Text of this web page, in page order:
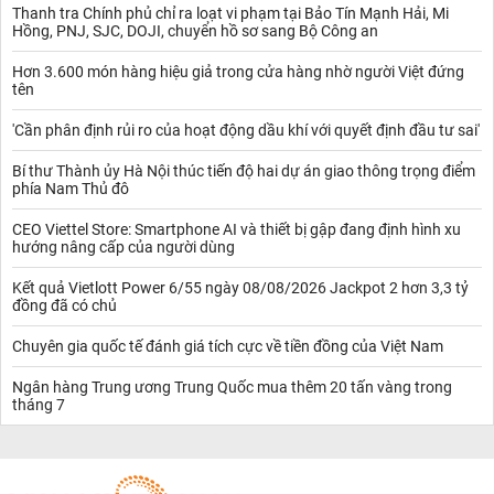
Tương tự, các khoản tiết kiệm kỳ hạn 6 - 8 tháng tiếp tục giữ
nguyên lãi suất ở cùng mức là 7,7%/năm và lãi suất kỳ hạn 9 - 11
tháng cũng giữ nguyên tại mức 7,9%/năm.
Đối với kỳ hạn phổ biến 12 tháng, khách hàng sẽ nhận được mức
lãi suất không đổi là 8,4%/năm. Tại hai kỳ hạn 13 tháng và 15
tháng, lãi suất tiết kiệm đồng loạt ấn định ở mức 8,9%/năm.
Song song đó, các kỳ hạn dài 18 - 36 tháng đang được Ngân
hàng Phương Đông triển khai mức lãi suất tiết kiệm cao nhất là
9%/năm.
Trường hợp khách hàng tham gia gửi tiền tiết kiệm ngắn hạn từ 1
tuần đến 3 tuần vẫn sẽ được áp dụng mức lãi suất tương ứng là
Ngoài ra, khách hàng còn có thể tham khảo thêm một số hình
thức lĩnh lãi khác với mức lãi suất linh hoạt, chẳng hạn như:
- Lĩnh lãi đầu kỳ: Lãi suất khoảng 5,17 - 8,11%/năm.
- Lĩnh lãi hàng tháng: Lãi suất khoảng 5,28 - 8,52%/năm.
- Lĩnh lãi hàng quý: Lãi suất khoảng 7,62 - 8,53%/năm.
- Lĩnh lãi hàng 6 tháng: Lãi suất khoảng 8,12 - 8,62%/năm.
So với cùng kỳ tháng trước, biểu lãi suất Ngân hàng Phương
Vì vậy, phạm vi lãi suất tiền gửi trực tuyến tại kỳ hạn 1 - 36 tháng,
Thanh tra Chính phủ chỉ ra loạt vi phạm tại Bảo Tín Mạnh Hải, Mi
Hồng, PNJ, SJC, DOJI, chuyển hồ sơ sang Bộ Công an
Hơn 3.600 món hàng hiệu giả trong cửa hàng nhờ người Việt đứng
tên
'Cần phân định rủi ro của hoạt động dầu khí với quyết định đầu tư sai'
Bí thư Thành ủy Hà Nội thúc tiến độ hai dự án giao thông trọng điểm
phía Nam Thủ đô
CEO Viettel Store: Smartphone AI và thiết bị gập đang định hình xu
hướng nâng cấp của người dùng
Kết quả Vietlott Power 6/55 ngày 08/08/2026 Jackpot 2 hơn 3,3 tỷ
đồng đã có chủ
Chuyên gia quốc tế đánh giá tích cực về tiền đồng của Việt Nam
Ngân hàng Trung ương Trung Quốc mua thêm 20 tấn vàng trong
tháng 7